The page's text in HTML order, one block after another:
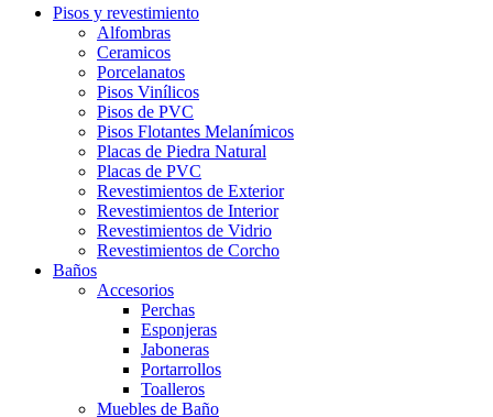
Close
Pisos y revestimiento
Alfombras
Ceramicos
Porcelanatos
Pisos Vinílicos
Pisos de PVC
Pisos Flotantes Melanímicos
Placas de Piedra Natural
Placas de PVC
Revestimientos de Exterior
Revestimientos de Interior
Revestimientos de Vidrio
Revestimientos de Corcho
Baños
Accesorios
Perchas
Esponjeras
Jaboneras
Portarrollos
Toalleros
Muebles de Baño